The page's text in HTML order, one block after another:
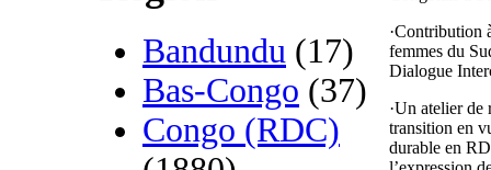
Bandundu (17)
Bas-Congo (37)
Congo (RDC)
·Contribution
femmes du
Dialogue
·Un atelier de
transition en
durable en